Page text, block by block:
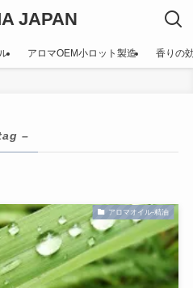
JAPAN
アロマOEM小ロット製造 香りの
–
アロマオイル-精油